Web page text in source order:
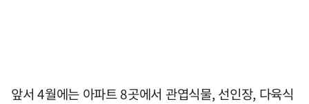
앞서 4월에는 아파트 8곳에서 관엽식물, 선인장, 다육식